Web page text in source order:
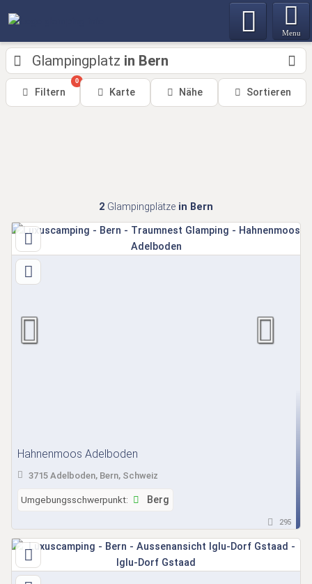
Menu
Glampingplatz in Bern
Filtern
0
Karte Nähe Sortieren
2 Glampingplätze in Bern
Hahnenmoos Adelboden
3715 Adelboden, Bern, Schweiz
Umgebungsschwerpunkt: Berg
295